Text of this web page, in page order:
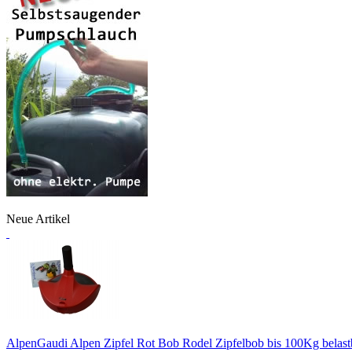
Neue Artikel
AlpenGaudi Alpen Zipfel Rot Bob Rodel Zipfelbob bis 100Kg